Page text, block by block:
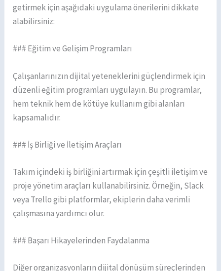
getirmek için aşağıdaki uygulama önerilerini dikkate
alabilirsiniz:
### Eğitim ve Gelişim Programları
Çalışanlarınızın dijital yeteneklerini güçlendirmek için
düzenli eğitim programları uygulayın. Bu programlar,
hem teknik hem de kötüye kullanım gibi alanları
kapsamalıdır.
### İş Birliği ve İletişim Araçları
Takım içindeki iş birliğini artırmak için çeşitli iletişim ve
proje yönetim araçları kullanabilirsiniz. Örneğin, Slack
veya Trello gibi platformlar, ekiplerin daha verimli
çalışmasına yardımcı olur.
### Başarı Hikayelerinden Faydalanma
Diğer organizasyonların dijital dönüşüm süreçlerinden